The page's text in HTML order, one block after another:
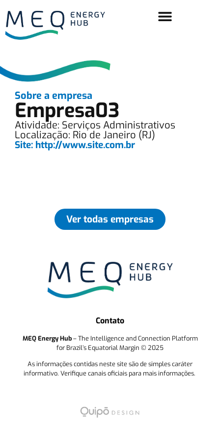
Sobre a empresa
Empresa03
Atividade: Serviços Administrativos
Localização: Rio de Janeiro (RJ)
Site: http://www.site.com.br
Ver todas empresas
Contato
MEQ Energy Hub– The Intelligence and Connection Platform
for Brazil’s Equatorial Margin © 2025
As informações contidas neste site são de simples caráter
informativo. Verifique canais oficiais para mais informações.